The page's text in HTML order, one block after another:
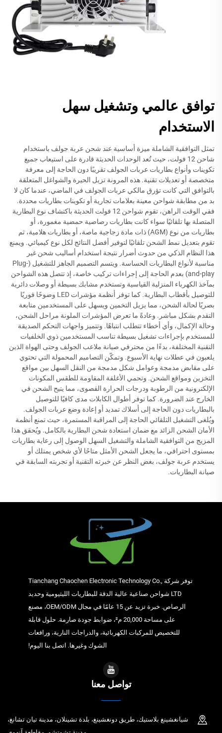
توافق عالمي وتشغيل سهل
الاستخدام
تمثل التوافقية الشاملة ميزة أساسية عند شحن عربة جولف باستخدام
شاحن 12 فولت، حيث تُعد الوحدات الحديثة قادرة على استيعاب جميع
تكوينات وأنواع بطاريات عربات الجولف تقريبًا دون الحاجة إلى معرفة
متخصصة أو تعديلات تقنية. هذه المرونة تزيل الحيرة والشواغل المتعلقة
بالتوافق التي كانت تؤرق مالكي عربات الجولف في الماضي، عندما كان لا
بد من مطابقة شواحن معينة بعلامات تجارية أو تكوينات بطاريات محددة.
ففي الوقت الراهن، تقوم شواحن 12 فولت الحديثة باكتشاف نوع البطارية
المتصلة بها تلقائيًا سواء كانت بطاريات رصاصية حمضية مغمورة، أو
بطاريات من نوع (AGM) ذات مادة زجاجية ماصة، أو بطاريات هلامية، ثم
تقوم بتعديل نمط الشحن تلقائيًا لتوفير أفضل النتائج لكل نوع كيميائي. ويمنع
هذا النظام الذكي من حدوث أضرار نتيجة استخدام أساليب شحن غير
مناسبة لأنواع البطاريات الحساسة. ويتسم التصميم الجاهز للتشغيل (Plug-
and-play) بعدم الحاجة إلى إجراءات تركيب خاصة، إذ تتصل هذه الشواحن
بمآخذ الكهرباء المنزلية القياسية وتستخدم مشابك بسيطة أو وصلات دائرية
للتوصيل بأقطاب البطارية. كما توفر أنظمة مؤشرات LED وضوحًا فوريًا
بصريًا لحالة الشحن، مما يزيل التخمين ويسهل على المستخدمين متابعة
التقدم بشكل مباشر. وعادةً ما تعرض المؤشرات الملونة مراحل الشحن،
وحالة الإكمال، وأي أخطاء تتطلب انتباهًا. وتتميز واجهات التحكم الصديقة
للمستخدم بإجراءات تشغيل بسيطة تناسب المستخدمين ذوي الخلفيات
التقنية المختلفة، بدءًا من محترفي صيانة ملاعب الجولف وحتى الهواة الذين
يلعبون في عطلات نهاية الأسبوع. وتمكّن التصاميم المحمولة التي تحتوي
على مقابض مدمجة وعوامل شكل مدمجة من النقل السهل بين مواقع
التخزين ومواقع الشحن. وتحمي الأغلفة المقاومة للطقس المكونات
الإلكترونية من الرطوبة ودرجات الحرارة القصوى، مما يتيح الشحن في
الخارج عند الضرورة. كما توفر أطوال الكابلات مدى كافيًا للتوصيل
بالبطاريات دون الحاجة إلى أسلاك تمديد أو إعادة وضع عربات الجولف.
ويُلغى التشغيل التلقائي الحاجة إلى المراقبة المستمرة، حيث تمنع أنظمة
الأمان الشحن الزائد مع ضمان استعادة شحن البطارية بالكامل. ويُحقق هذا
المزيج من التوافقية الشاملة والتشغيل السهل الوصول إلى رعاية بطاريات
بمستوى احترافي، ما يجعل الشحن الأمثل متاحًا لأي شخص يمتلك أو
يستخدم عربة جولف، بغض النظر عن خبرته التقنية أو تجربته السابقة في
صيانة البطاريات.
توفر شركة Tianchang Chaochen Electronic Technology Co.,
LTD شواحن صناعية عالية الدقة للبطاريات الليثيومية وحديد
الرصاص. خبرة تزيد عن 15 عامًا في مجال OEM/ODM، مصنع
على مساحة 20,000 م²، ضوابط جودة صارمة. حلول قابلة
للتخصيص للمركبات الكهربائية، والدراجات النارية، ورافعات
الشوك وغيرها. اتصل بنا اليوم!
تواصل معنا
شيانغشينغ بلاستيك، طريق دونغشينغ، بلدة تشينلان، مدينة تيان تشانغ،